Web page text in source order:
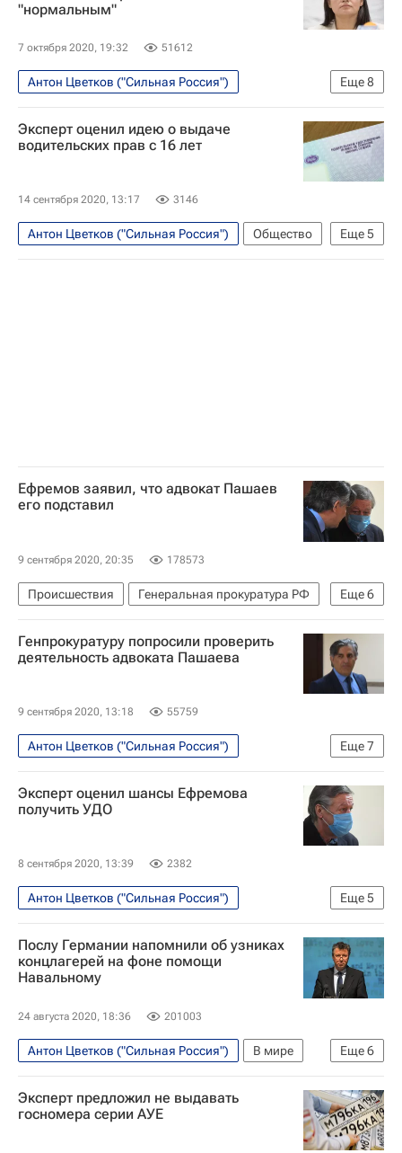
Светлана Тихановская
"нормальным"
7 октября 2020, 19:32 51612
Еще8
Антон Цветков ("Сильная Россия")
Протесты в Белоруссии
В мире
Литва
Белоруссия
Генеральная прокуратура РФ
Светлана Тихановская
Эксперт оценил идею о выдаче
водительских прав с 16 лет
14 сентября 2020, 13:17 3146
Еще5
Антон Цветков ("Сильная Россия")
Общество
Госдума РФ
Авто
Михаил Черников
Ефремов заявил, что адвокат Пашаев
его подставил
9 сентября 2020, 20:35 178573
Еще6
Происшествия
Генеральная прокуратура РФ
Михаил Ефремов
Россия
Сильная Россия
ДТП с участием Михаила Ефремова
Эльман Пашаев
Генпрокуратуру попросили проверить
деятельность адвоката Пашаева
9 сентября 2020, 13:18 55759
Еще7
Антон Цветков ("Сильная Россия")
Происшествия
Москва
Генеральная прокуратура РФ
Эльман Пашаев
Эксперт оценил шансы Ефремова
получить УДО
8 сентября 2020, 13:39 2382
Еще5
Антон Цветков ("Сильная Россия")
Происшествия
Москва
Михаил Ефремов
ДТП с участием Михаила Ефремова
Послу Германии напомнили об узниках
концлагерей на фоне помощи
Навальному
24 августа 2020, 18:36 201003
Еще6
Антон Цветков ("Сильная Россия")
В мире
Германия
Ангела Меркель
Алексей Навальный*
Геза Андреас фон Гайр
Эксперт предложил не выдавать
госномера серии АУЕ